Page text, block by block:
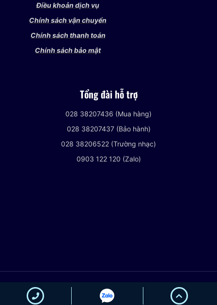
Điều khoản dịch vụ
Chính sách vận chuyển
Chính sách thanh toán
Chính sách bảo mật
Tổng đài hỗ trợ
028 38207436 (Mua hàng)
028 38207437 (Bảo hành)
028 38206522 (Trường nhạc)
0903 122 120 (Zalo)
© 2021 VIETNHACCENTER